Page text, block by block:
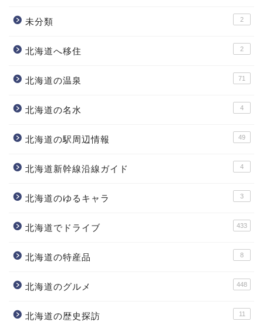
未分類 2
北海道へ移住 2
北海道の温泉 71
北海道の名水 4
北海道の駅周辺情報 49
北海道新幹線沿線ガイド 4
北海道のゆるキャラ 3
北海道でドライブ 433
北海道の特産品 8
北海道のグルメ 448
北海道の歴史探訪 11